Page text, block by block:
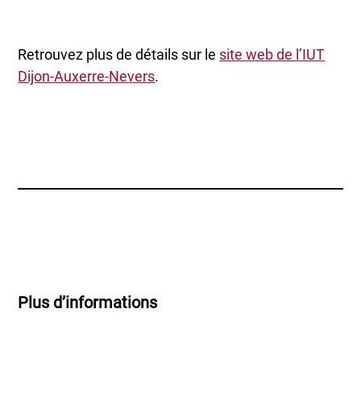
Retrouvez plus de détails sur le site web de l’IUT
Dijon-Auxerre-Nevers.
Plus d’informations